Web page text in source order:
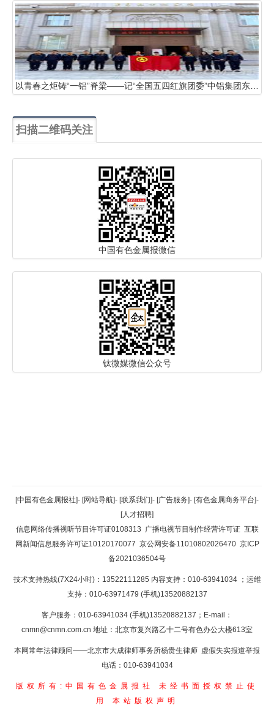
扫描二维码关注
中国有色金属报微信
钛微媒微信公众号
返回顶部
返回首页
[中国有色金属报社]- [网站导航]- [联系我们]- [广告服务]- [有色金属商务平台]-
[人才招聘]
信息网络传播视听节目许可证0108313 广播电视节目制作经营许可证 互联
网新闻信息服务许可证10120170077 京公网安备11010802026470 京ICP
备2021036504号
技术支持热线(7X24小时)：13522111285 内容支持：010-63941034 ；运维
支持：010-63971479 (手机)13520882137
客户服务：010-63941034 (手机)13520882137；E-mail：
cnmn@cnmn.com.cn 地址：北京市复兴路乙十二号有色办公大楼613室
本网常年法律顾问——北京市大成律师事务所杨贵生律师 虚假失实报道举报
电话：010-63941034
版权所有:中国有色金属报社
未经书面授权禁止使
用 本站版权声明